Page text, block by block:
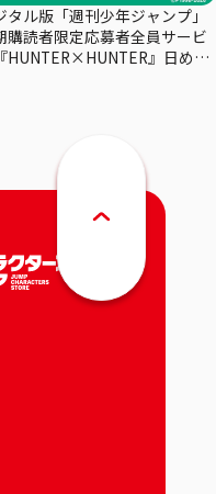
タル版「週刊少年ジャンプ」
購読者限定応募者全員サービ
HUNTER×HUNTER』日めく